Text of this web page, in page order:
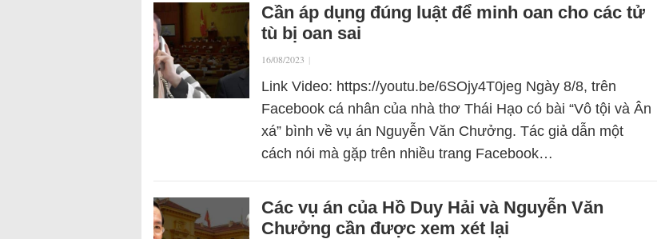
Cần áp dụng đúng luật để minh oan cho các tử
tù bị oan sai
16/08/2023 |
Link Video: https://youtu.be/6SOjy4T0jeg Ngày 8/8, trên
Facebook cá nhân của nhà thơ Thái Hạo có bài “Vô tội và Ân
xá” bình về vụ án Nguyễn Văn Chưởng. Tác giả dẫn một
cách nói mà gặp trên nhiều trang Facebook…
Các vụ án của Hồ Duy Hải và Nguyễn Văn
Chưởng cần được xem xét lại